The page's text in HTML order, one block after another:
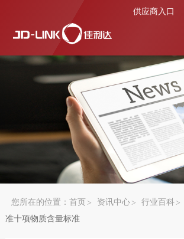
供应商入口
您所在的位置： 首页 资讯中心 行业百科
准十项物质含量标准